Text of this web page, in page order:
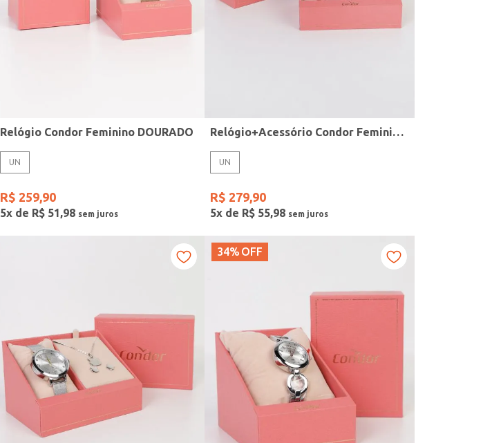
Relógio Condor Feminino DOURADO
UN
R$ 259,90
5x de R$ 51,98
Relógio+Acessório Condor Feminino ROSE
UN
R$ 279,90
5x de R$ 55,98
34% OFF